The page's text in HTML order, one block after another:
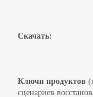
Скачать:
Ключи продуктов
сценариев